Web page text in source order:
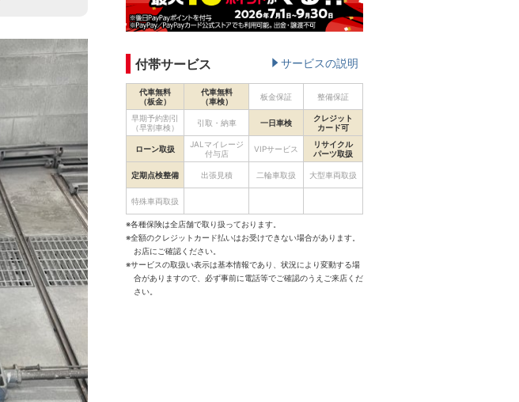
付帯サービス サービスの説明
代車無料
（板金）
代車無料
（車検）
板金保証 整備保証
早期予約割引
（早割車検）
引取・納車 一日車検
クレジット
カード可
ローン取扱
JALマイレージ
付与店
VIPサービス
リサイクル
パーツ取扱
定期点検整備 出張見積 二輪車取扱 大型車両取扱
特殊車両取扱
※各種保険は全店舗で取り扱っております。
※全額のクレジットカード払いはお受けできない場合があります。
お店にご確認ください。
※サービスの取扱い表示は基本情報であり、状況により変動する場
合がありますので、必ず事前に電話等でご確認のうえご来店くだ
さい。